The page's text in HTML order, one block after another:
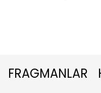
FRAGMANLAR